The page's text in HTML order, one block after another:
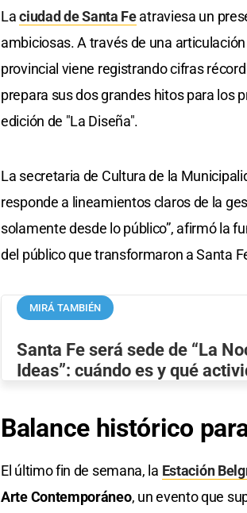
Laciudad de Santa Featraviesa un
ambiciosas. A través de una
provincial viene registrando cifras
prepara sus dos grandes hitos para los
edición de "La Diseña".
La secretaria de Cultura de la
responde a lineamientos claros de la
solamente desde lo público”, afirmó la
del público que transformaron a Santa
MIRÁ TAMBIÉN
Santa Fe será sede de “La
Ideas”: cuándo es y qué
Balance histórico
El último fin de semana, la Estación
Arte Contemporáneo, un evento que